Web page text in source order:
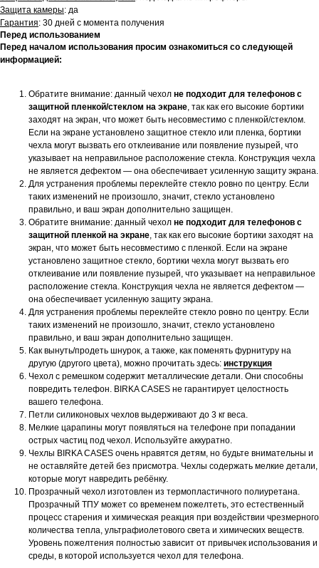
Защита камеры: да
Гарантия: 30 дней с момента получения
Перед использованием
Перед началом использования просим ознакомиться со следующей
информацией:
Обратите внимание: данный чехол не подходит для телефонов с
защитной пленкой/стеклом на экране, так как его высокие бортики
заходят на экран, что может быть несовместимо с пленкой/стеклом.
Если на экране установлено защитное стекло или пленка, бортики
чехла могут вызвать его отклеивание или появление пузырей, что
указывает на неправильное расположение стекла. Конструкция чехла
не является дефектом — она обеспечивает усиленную защиту экрана.
Для устранения проблемы переклейте стекло ровно по центру. Если
таких изменений не произошло, значит, стекло установлено
правильно, и ваш экран дополнительно защищен.
Обратите внимание: данный чехол не подходит для телефонов с
защитной пленкой на экране, так как его высокие бортики заходят на
экран, что может быть несовместимо с пленкой. Если на экране
установлено защитное стекло, бортики чехла могут вызвать его
отклеивание или появление пузырей, что указывает на неправильное
расположение стекла. Конструкция чехла не является дефектом —
она обеспечивает усиленную защиту экрана.
Для устранения проблемы переклейте стекло ровно по центру. Если
таких изменений не произошло, значит, стекло установлено
правильно, и ваш экран дополнительно защищен.
Как вынуть/продеть шнурок, а также, как поменять фурнитуру на
другую (другого цвета), можно прочитать здесь: инструкция
Чехол с ремешком содержит металлические детали. Они способны
повредить телефон. BIRKA CASES не гарантирует целостность
вашего телефона.
Петли силиконовых чехлов выдерживают до 3 кг веса.
Мелкие царапины могут появляться на телефоне при попадании
острых частиц под чехол. Используйте аккуратно.
Чехлы BIRKA CASES очень нравятся детям, но будьте внимательны и
не оставляйте детей без присмотра. Чехлы содержать мелкие детали,
которые могут навредить ребёнку.
Прозрачный чехол изготовлен из термопластичного полиуретана.
Прозрачный ТПУ может со временем пожелтеть, это естественный
процесс старения и химическая реакция при воздействии чрезмерного
количества тепла, ультрафиолетового света и химических веществ.
Уровень пожелтения полностью зависит от привычек использования и
среды, в которой используется чехол для телефона.